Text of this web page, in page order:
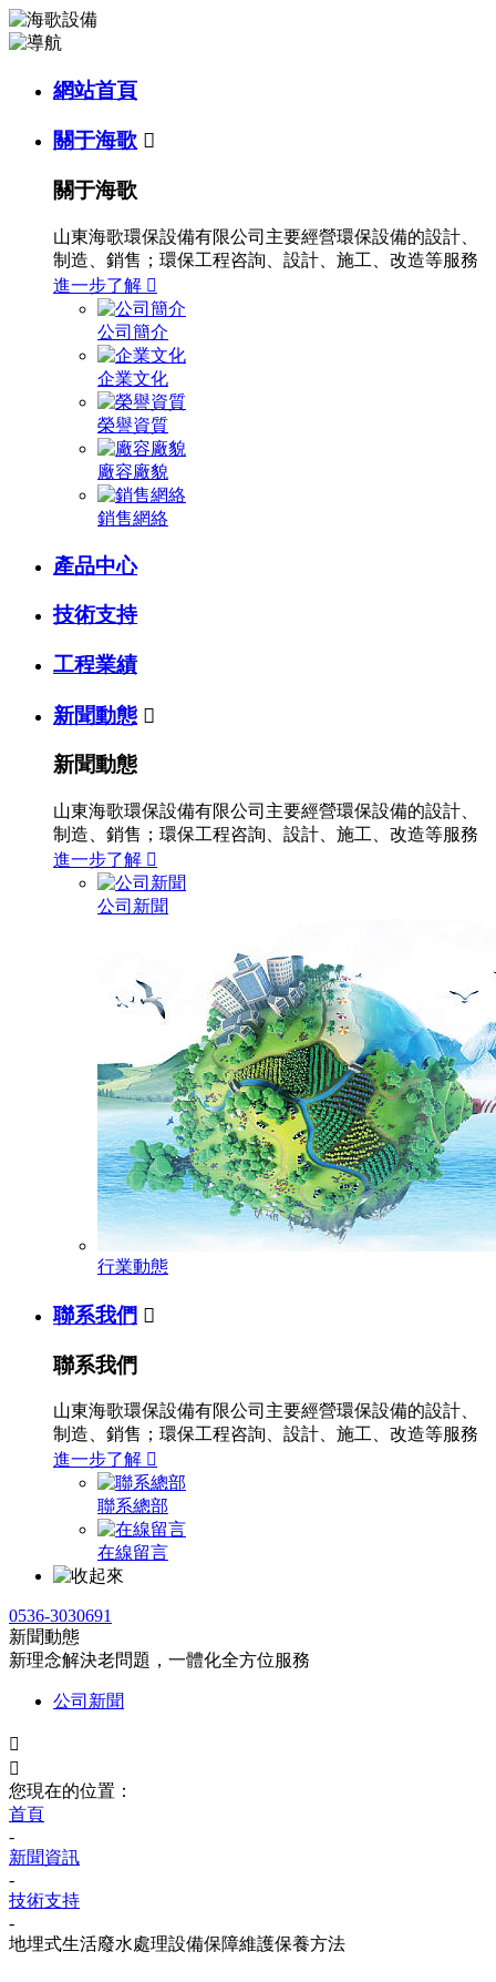
網站首頁
關于海歌 
關于海歌
山東海歌環保設備有限公司主要經營環保設備的設計、
制造、銷售；環保工程咨詢、設計、施工、改造等服務
進一步了解 
公司簡介
企業文化
榮譽資質
廠容廠貌
銷售網絡
產品中心
技術支持
工程業績
新聞動態 
新聞動態
山東海歌環保設備有限公司主要經營環保設備的設計、
制造、銷售；環保工程咨詢、設計、施工、改造等服務
進一步了解 
公司新聞
行業動態
聯系我們 
聯系我們
山東海歌環保設備有限公司主要經營環保設備的設計、
制造、銷售；環保工程咨詢、設計、施工、改造等服務
進一步了解 
聯系總部
在線留言
0536-3030691
新聞動態
新理念解決老問題，一體化全方位服務
公司新聞


您現在的位置：
首頁
-
新聞資訊
-
技術支持
-
地埋式生活廢水處理設備保障維護保養方法